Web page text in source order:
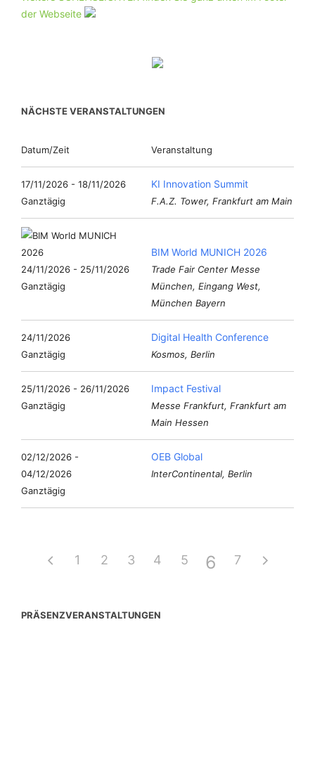
der Webseite
NÄCHSTE VERANSTALTUNGEN
Datum/Zeit Veranstaltung
17/11/2026 - 18/11/2026
Ganztägig
KI Innovation Summit
F.A.Z. Tower, Frankfurt am Main
24/11/2026 - 25/11/2026
Ganztägig
BIM World MUNICH 2026
Trade Fair Center Messe
München, Eingang West,
München Bayern
24/11/2026
Ganztägig
Digital Health Conference
Kosmos, Berlin
25/11/2026 - 26/11/2026
Ganztägig
Impact Festival
Messe Frankfurt, Frankfurt am
Main Hessen
02/12/2026 -
04/12/2026
Ganztägig
OEB Global
InterContinental, Berlin
1 2 3 4 5 6 7
PRÄSENZVERANSTALTUNGEN